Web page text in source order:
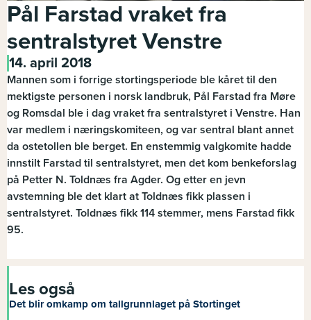
Pål Farstad vraket fra
sentralstyret Venstre
14. april 2018
Mannen som i forrige stortingsperiode ble kåret til den
mektigste personen i norsk landbruk, Pål Farstad fra Møre
og Romsdal ble i dag vraket fra sentralstyret i Venstre. Han
var medlem i næringskomiteen, og var sentral blant annet
da ostetollen ble berget. En enstemmig valgkomite hadde
innstilt Farstad til sentralstyret, men det kom benkeforslag
på Petter N. Toldnæs fra Agder. Og etter en jevn
avstemning ble det klart at Toldnæs fikk plassen i
sentralstyret. Toldnæs fikk 114 stemmer, mens Farstad fikk
95.
Les også
Det blir omkamp om tallgrunnlaget på Stortinget